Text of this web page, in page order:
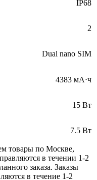
IP68
2
Dual nano SIM
4383 мА⋅ч
15 Вт
7.5 Вт
товары по Москве,
в течении 1-2
заказа. Заказы
в течение 1-2